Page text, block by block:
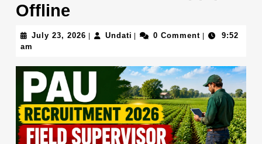
Offline
July 23, 2026 July Undati Undati0 Comment
9:52
am